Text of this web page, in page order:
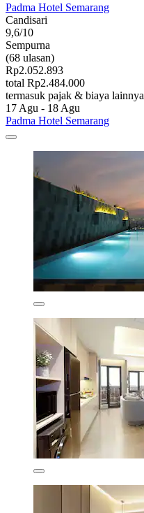
Padma Hotel Semarang
Candisari
9,6/10
Sempurna
(68 ulasan)
Rp2.052.893
total Rp2.484.000
termasuk pajak & biaya lainnya
17 Agu - 18 Agu
Padma Hotel Semarang